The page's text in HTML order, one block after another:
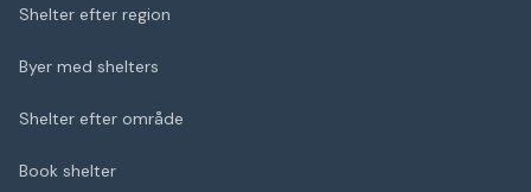
Shelter efter region
Byer med shelters
Shelter efter område
Book shelter